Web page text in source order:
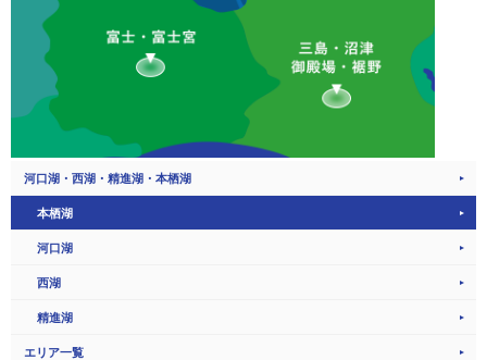
河口湖・西湖・精進湖・本栖湖
本栖湖
河口湖
西湖
精進湖
エリア一覧